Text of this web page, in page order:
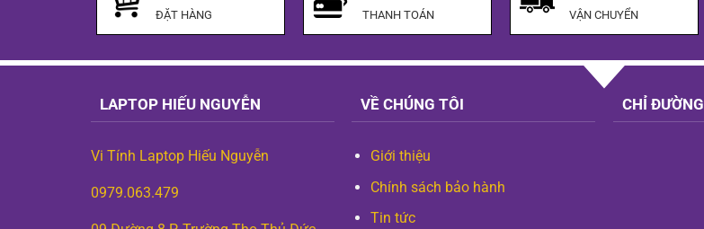
ĐẶT HÀNG
THANH TOÁN
VẬN CHUYỂN
LAPTOP HIẾU NGUYỄN
Vi Tính Laptop Hiếu Nguyễn
0979.063.479
VỀ CHÚNG TÔI
Giới thiệu
Chính sách bảo hành
Tin tức
CHỈ ĐƯỜNG